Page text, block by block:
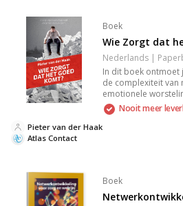
Boek
Wie Zorgt dat
In dit boek ontmoet
de complexiteit van
emotionele
verkent thema's als
naar identiteit. Elk
Nooit meer
Atlas Contact
Pieter van der Haak
Boek